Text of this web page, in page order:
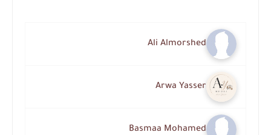
Ali Almorshed
Arwa Yasser
Basmaa Mohamed